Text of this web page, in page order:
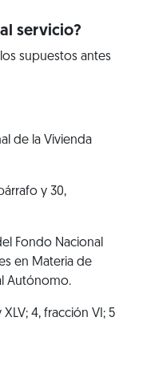
servicio?
supuestos antes
de la Vivienda
y 30,
Fondo Nacional
en Materia de
Autónomo.
4, fracción VI; 5